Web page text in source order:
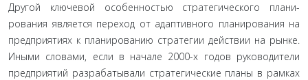
Другой ключевой особенностью стратегического плани­
рования является переход от адаптивного планирования на
предприятиях к планированию стратегии действии на рын­ке.
Иными словами, если в начале 2000-х годов руководители
предприятий разрабатывали стратегические планы в рамках